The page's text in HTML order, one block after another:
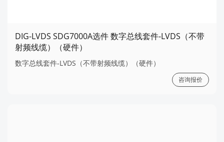
DIG-LVDS SDG7000A选件 数字总线套件-LVDS（不带
射频线缆）（硬件）
数字总线套件-LVDS（不带射频线缆）（硬件）
咨询报价